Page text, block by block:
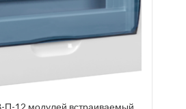
П-12 модулей встраиваемый